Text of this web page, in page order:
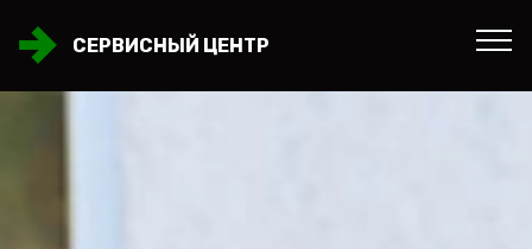
СЕРВИСНЫЙ ЦЕНТР